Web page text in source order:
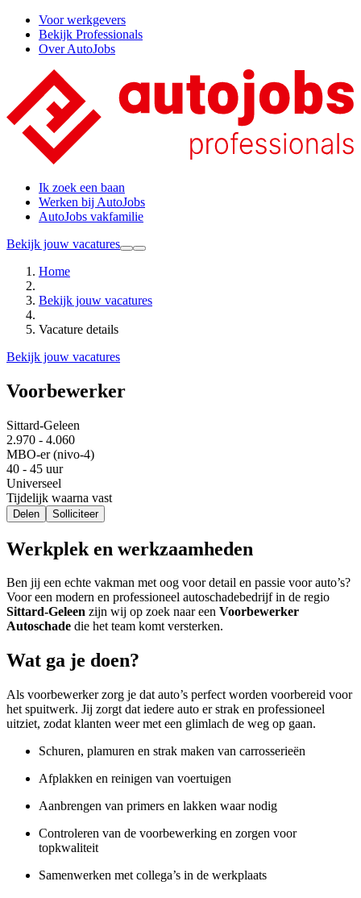
Voor werkgevers
Bekijk Professionals
Over AutoJobs
Ik zoek een baan
Werken bij AutoJobs
AutoJobs vakfamilie
Bekijk jouw vacatures
Home
Bekijk jouw vacatures
Vacature details
Bekijk jouw vacatures
Voorbewerker
Sittard-Geleen
2.970 - 4.060
MBO-er (nivo-4)
40 - 45 uur
Universeel
Tijdelijk waarna vast
Delen Solliciteer
Werkplek en werkzaamheden
Ben jij een echte vakman met oog voor detail en passie voor auto’s?
Voor een modern en professioneel autoschadebedrijf in de regio
Sittard-Geleen zijn wij op zoek naar een Voorbewerker
Autoschade die het team komt versterken.
Wat ga je doen?
Als voorbewerker zorg je dat auto’s perfect worden voorbereid voor
het spuitwerk. Jij zorgt dat iedere auto er strak en professioneel
uitziet, zodat klanten weer met een glimlach de weg op gaan.
Schuren, plamuren en strak maken van carrosserieën
Afplakken en reinigen van voertuigen
Aanbrengen van primers en lakken waar nodig
Controleren van de voorbewerking en zorgen voor
topkwaliteit
Samenwerken met collega’s in de werkplaats